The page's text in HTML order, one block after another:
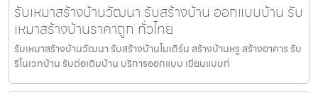
รับเหมาสร้างบ้านวัฒนา รับสร้างบ้าน ออกแบบบ้าน รับ
เหมาสร้างบ้านราคาถูก ทั่วไทย
รับเหมาสร้างบ้านวัฒนา รับสร้างบ้านโมเดิร์น สร้างบ้านหรู สร้างอาคาร รับ
รีโนเวทบ้าน รับต่อเติมบ้าน บริการออกแบบ เขียนแบบก่